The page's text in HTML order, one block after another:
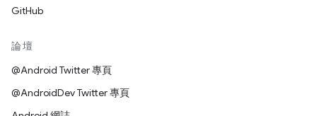
GitHub
論壇
@Android Twitter 專頁
@AndroidDev Twitter 專頁